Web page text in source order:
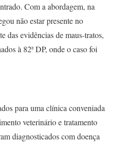
Com a abordagem, na
não estar presente no
das evidências de maus-tratos,
à 82ª DP, onde o caso foi
para uma clínica conveniada
veterinário e tratamento
diagnosticados com doença